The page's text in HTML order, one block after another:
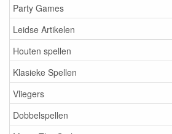
Party Games
Leidse Artikelen
Houten spellen
Klasieke Spellen
Vliegers
Dobbelspellen